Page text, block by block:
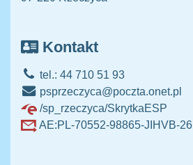
Kontakt
tel.: 44 710 51 93
psprzeczyca@poczta.onet.pl
/sp_rzeczyca/SkrytkaESP
AE:PL-70552-98865-JIHVB-26